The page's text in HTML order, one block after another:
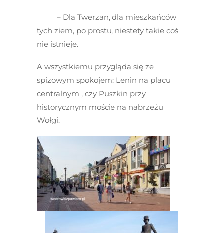
– Dla Twerzan, dla mieszkańców
tych ziem, po prostu, niestety takie coś
nie istnieje.
A wszystkiemu przygląda się ze
spizowym spokojem: Lenin na placu
centralnym , czy Puszkin przy
historycznym moście na nabrzeżu
Wołgi.